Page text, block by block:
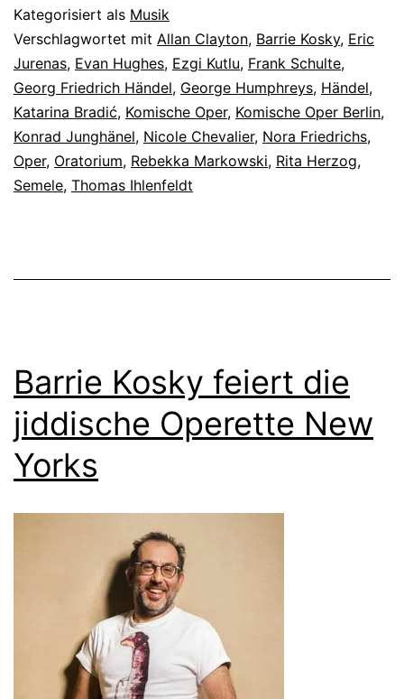
Kategorisiert als Musik
Verschlagwortet mit Allan Clayton, Barrie Kosky, Eric
Jurenas, Evan Hughes, Ezgi Kutlu, Frank Schulte,
Georg Friedrich Händel, George Humphreys, Händel,
Katarina Bradić, Komische Oper, Komische Oper Berlin,
Konrad Junghänel, Nicole Chevalier, Nora Friedrichs,
Oper, Oratorium, Rebekka Markowski, Rita Herzog,
Semele, Thomas Ihlenfeldt
Barrie Kosky feiert die
jiddische Operette New
Yorks